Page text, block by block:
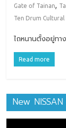
Gate of Tainan,
Ten Drum Cultural
ไถหนานตั้งอยู่ทา
Read more
New